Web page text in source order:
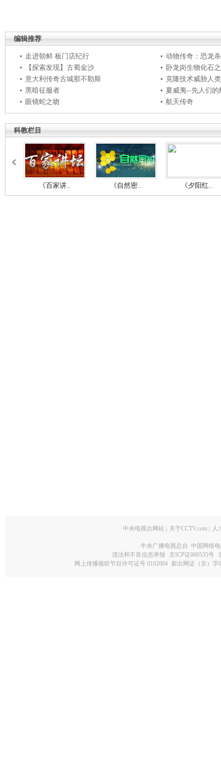
编辑推荐
走进朝鲜 板门店纪行
动物传奇：恐龙
【探索发现】古蜀金沙
卧龙岗生物化石
意大利传奇古城那不勒斯
克隆技术威胁人
黑暗征服者
夏威夷--先人们的
眼镜蛇之吻
航天传奇
科教栏目
《百家讲.. 《自然密.. 《夕阳红..
中央电视台网站 关于CCTV.com 人
中央广播电视总台 中国网络
违法和不良信息举报
京ICP证060535号
网上传播视听节目许可证号 0102004 新出网证（京）